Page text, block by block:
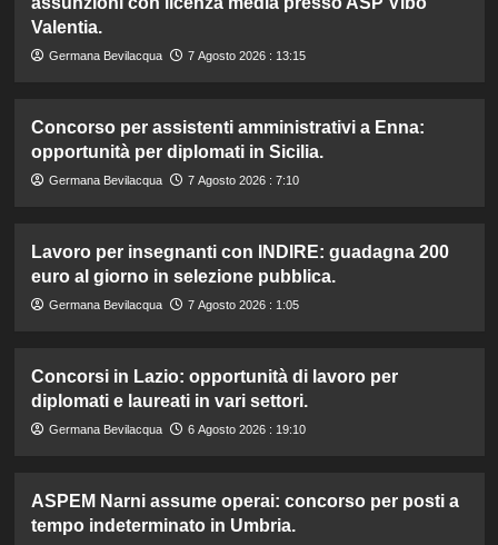
Valentia.
Germana Bevilacqua 7 Agosto 2026 : 13:15
Concorso per assistenti amministrativi a Enna:
opportunità per diplomati in Sicilia.
Germana Bevilacqua 7 Agosto 2026 : 7:10
Lavoro per insegnanti con INDIRE: guadagna 200
euro al giorno in selezione pubblica.
Germana Bevilacqua 7 Agosto 2026 : 1:05
Concorsi in Lazio: opportunità di lavoro per
diplomati e laureati in vari settori.
Germana Bevilacqua 6 Agosto 2026 : 19:10
ASPEM Narni assume operai: concorso per posti a
tempo indeterminato in Umbria.